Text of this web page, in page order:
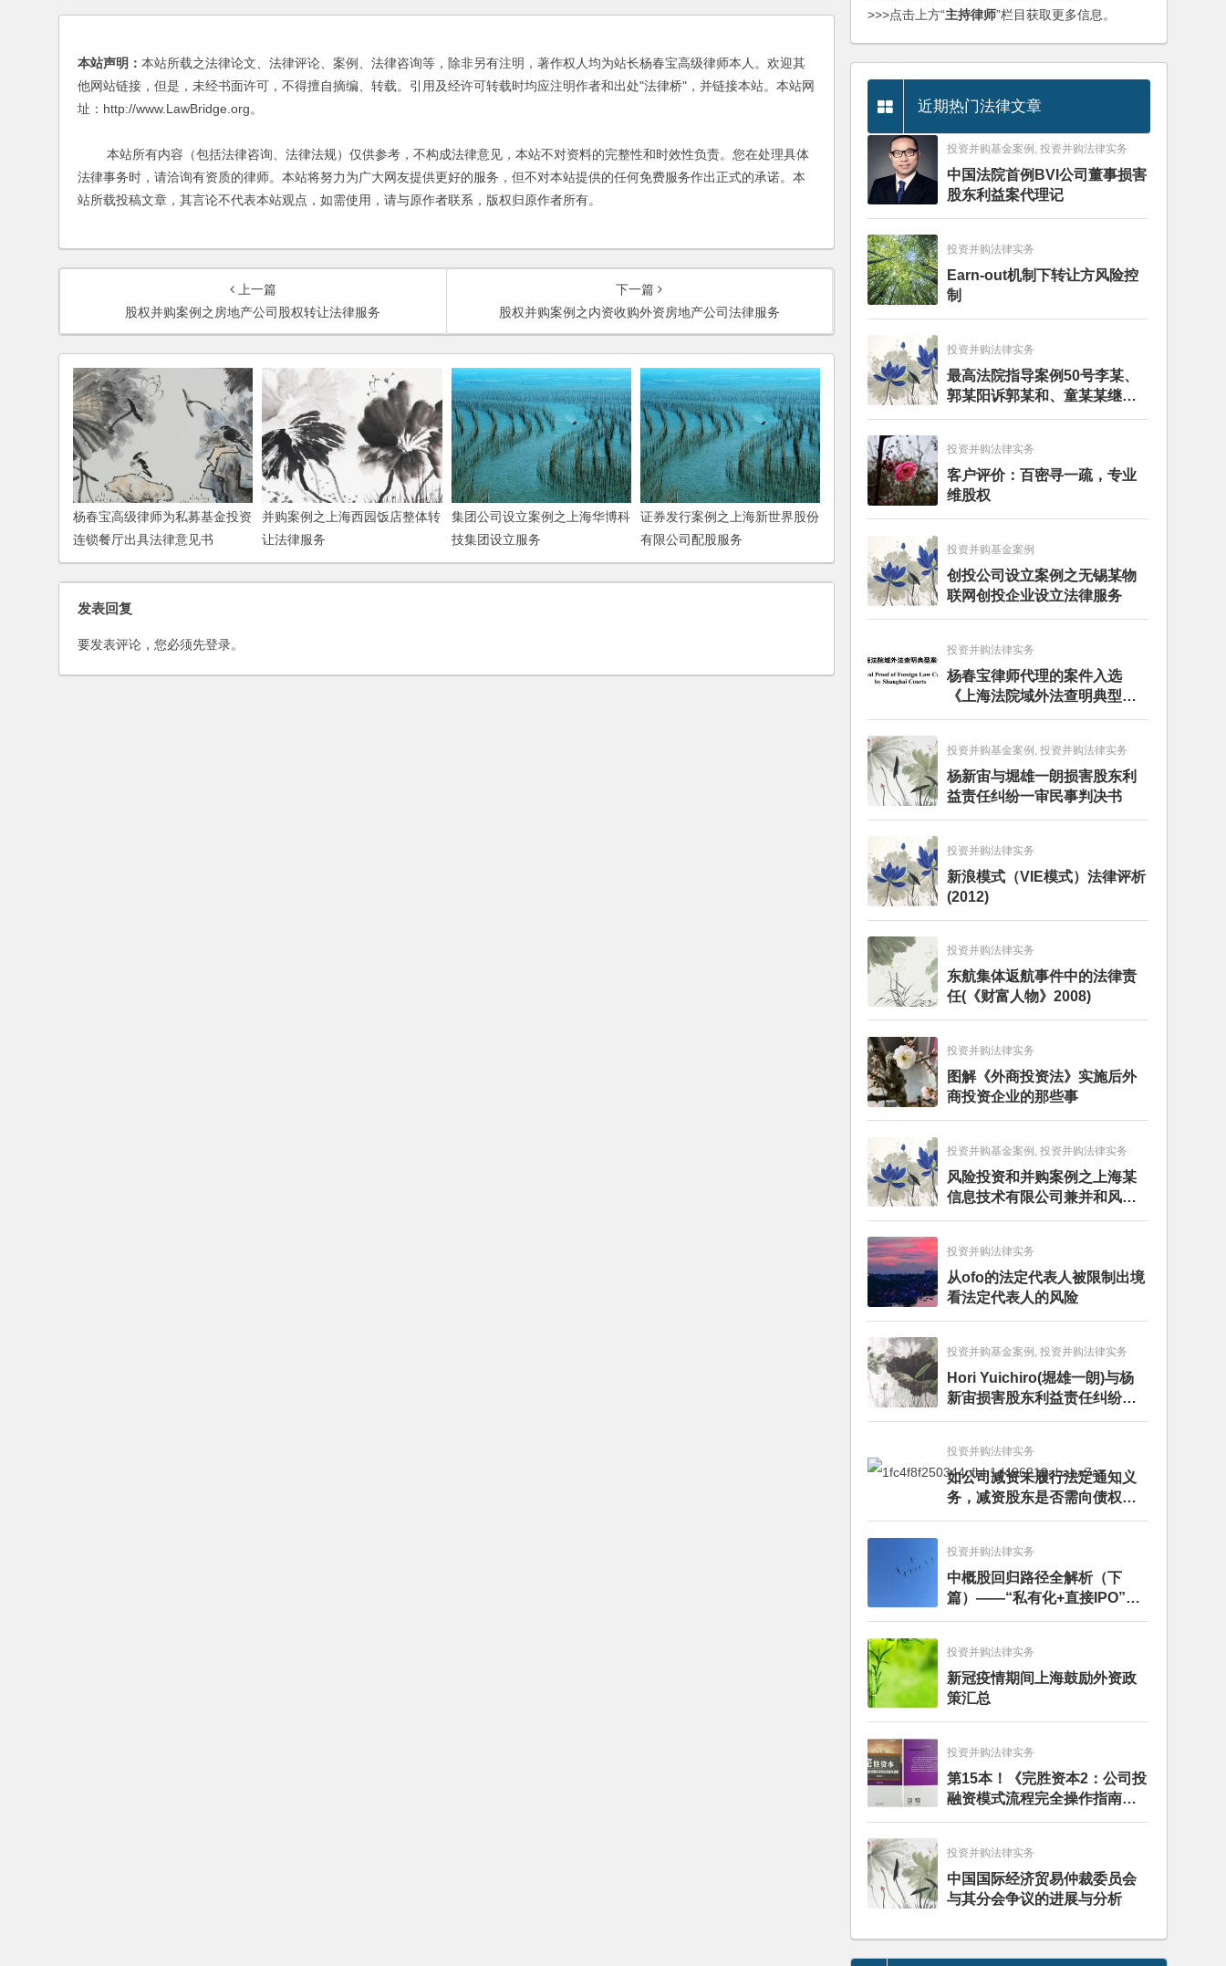
本站声明： 本站所载之法律论文、法律评论、案例、法律咨询等，除非另有注明，著作权人均为站长杨春宝高级律师本人。欢迎其
他网站链接，但是，未经书面许可，不得擅自摘编、转载。引用及经许可转载时均应注明作者和出处"法律桥"，并链接本站。本站网
址：http://www.LawBridge.org。
本站所有内容（包括法律咨询、法律法规）仅供参考，不构成法律意见，本站不对资料的完整性和时效性负责。您在处理具体
法律事务时，请洽询有资质的律师。本站将努力为广大网友提供更好的服务，但不对本站提供的任何免费服务作出正式的承诺。本
站所载投稿文章，其言论不代表本站观点，如需使用，请与原作者联系，版权归原作者所有。
上一篇
股权并购案例之房地产公司股权转让法律服务
下一篇
股权并购案例之内资收购外资房地产公司法律服务
杨春宝高级律师为私募基金投资
连锁餐厅出具法律意见书
并购案例之上海西园饭店整体转
让法律服务
集团公司设立案例之上海华博科
技集团设立服务
证券发行案例之上海新世界股份
有限公司配股服务
发表回复
要发表评论，您必须先登录。
>>>点击上方“主持律师”栏目获取更多信息。
近期热门法律文章
投资并购基金案例, 投资并购法律实务
中国法院首例BVI公司董事损害
股东利益案代理记
投资并购法律实务
Earn-out机制下转让方风险控
制
投资并购法律实务
最高法院指导案例50号李某、
郭某阳诉郭某和、童某某继承
纠纷案
投资并购法律实务
客户评价：百密寻一疏，专业
维股权
投资并购基金案例
创投公司设立案例之无锡某物
联网创投企业设立法律服务
投资并购法律实务
杨春宝律师代理的案件入选
《上海法院域外法查明典型案
例》
投资并购基金案例, 投资并购法律实务
杨新宙与堀雄一朗损害股东利
益责任纠纷一审民事判决书
投资并购法律实务
新浪模式（VIE模式）法律评析
(2012)
投资并购法律实务
东航集体返航事件中的法律责
任(《财富人物》2008)
投资并购法律实务
图解《外商投资法》实施后外
商投资企业的那些事
投资并购基金案例, 投资并购法律实务
风险投资和并购案例之上海某
信息技术有限公司兼并和风险
投资服务
投资并购法律实务
从ofo的法定代表人被限制出境
看法定代表人的风险
投资并购基金案例, 投资并购法律实务
Hori Yuichiro(堀雄一朗)与杨
新宙损害股东利益责任纠纷二
审案件二审民事判决书
投资并购法律实务
如公司减资未履行法定通知义
务，减资股东是否需向债权人
担责？且看最高人民法院怎么
投资并购法律实务
中概股回归路径全解析（下
篇）——“私有化+直接IPO”和
CDR
投资并购法律实务
新冠疫情期间上海鼓励外资政
策汇总
投资并购法律实务
第15本！《完胜资本2：公司投
融资模式流程完全操作指南》
（第四版）出版
投资并购法律实务
中国国际经济贸易仲裁委员会
与其分会争议的进展与分析